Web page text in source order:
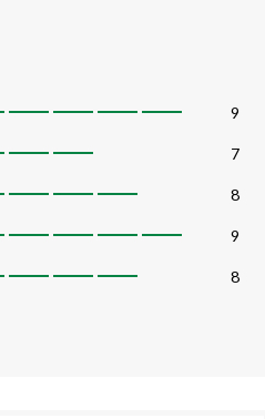
9
7
8
9
8